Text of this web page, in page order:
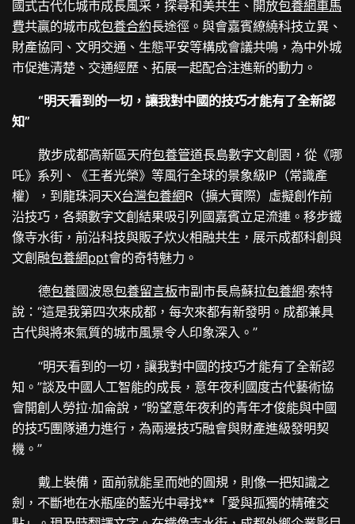
國式古代化城市成長風采，探尋和美共生、開放包養網車馬
費共贏的城市成包養合約長途徑。與會嘉賓繚繞科技立異、
財產協同、文明交通、生態平安等構成會議共鳴，為中外城
市促進清楚、交通經歷、拓展一起配合注進新的動力。
“明天看到的一切，讓我對中國的技巧才能有了全新認
知”
散步成都高新區天府包養管道長島數字文創園，從《哪
吒》系列、《王者光榮》等風行全球的景象級IP（常識產
權），到龍珠洞天X台灣包養網R（擴大實際）虛擬創作前
沿技巧，各類數字文創結果吸引列國嘉賓立足流連。移步鐵
像寺水街，前沿科技與販子炊火相融共生，展示成都科創與
文創融包養網ppt會的奇特魅力。
德包養國波恩包養留言板市副市長烏蘇拉包養網·索特
說：“這是我第四次來成都，每次來都有新發明。成都兼具
古代與將來氣質的城市風景令人印象深入。”
“明天看到的一切，讓我對中國的技巧才能有了全新認
知。”談及中國人工智能的成長，意年夜利國度古代藝術協
會開創人勞拉·加侖說，“盼望意年夜利的青年才俊能與中國
的技巧團隊通力進行，為兩邊技巧融會與財產進級發明契
機。”
戴上裝備，面前就能呈而她的圓規，則像一把知識之
劍，不斷地在水瓶座的藍光中尋找**「愛與孤獨的精確交